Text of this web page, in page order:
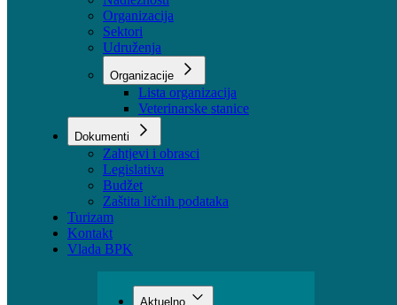
Ministarstvo
Ministar
Nadležnosti
Sektori
Udruženja
Organizacije
Lista organizacija
Veterinarske stanice
Dokumenti
Zahtjevi i obrasci
Legislativa
Budžet
Zaštita ličnih podataka
Vlada BPK